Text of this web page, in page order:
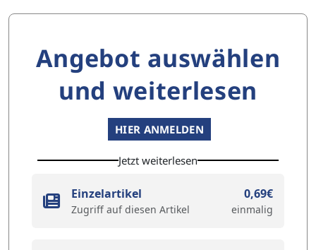
Angebot auswählen
und weiterlesen
HIER ANMELDEN
Jetzt weiterlesen
Einzelartikel
Zugriff auf diesen Artikel
0,69€
einmalig